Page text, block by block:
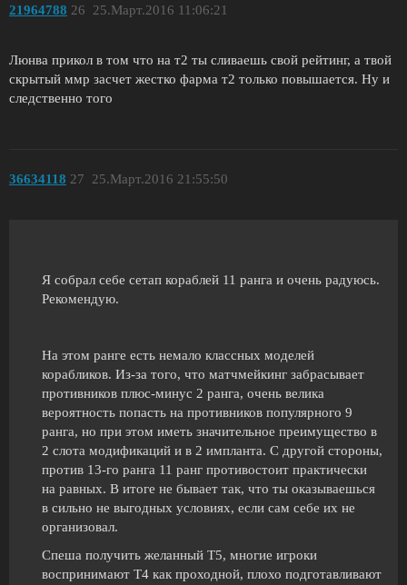
21964788 25.Март.2016 11:06:21
26
Люнва прикол в том что на т2 ты сливаешь свой рейтинг, а твой
скрытый ммр засчет жестко фарма т2 только повышается. Ну и
следственно того
36634118 25.Март.2016 21:55:50
27
Я собрал себе сетап кораблей 11 ранга и очень радуюсь.
Рекомендую.
На этом ранге есть немало классных моделей
корабликов. Из-за того, что матчмейкинг забрасывает
противников плюс-минус 2 ранга, очень велика
вероятность попасть на противников популярного 9
ранга, но при этом иметь значительное преимущество в
2 слота модификаций и в 2 импланта. С другой стороны,
против 13-го ранга 11 ранг противостоит практически
на равных. В итоге не бывает так, что ты оказываешься
в сильно не выгодных условиях, если сам себе их не
организовал.
Спеша получить желанный Т5, многие игроки
воспринимают Т4 как проходной, плохо подготавливают